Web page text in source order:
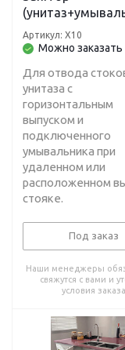
H-5 м, L-100 м
Можно заказать
Артикул: X10
Для отвода
унитаза с
горизонтальным
выпуском и
подключенного
умывальника при
удаленном или
расположенном
стояке.
Под заказ
Наши менеджеры
свяжутся с вами и
условия заказа